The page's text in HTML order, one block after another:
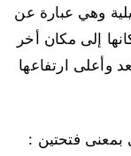
وهي عبارة عن
إلى مكان أخر
وأعلى ارتفاعها
فتحتين :